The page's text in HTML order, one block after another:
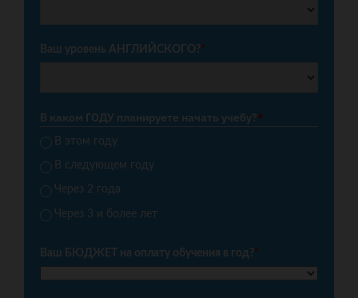
Ваш уровень АНГЛИЙСКОГО?*
В каком ГОДУ планируете начать учебу?*
В этом году
В следующем году
Через 2 года
Через 3 и более лет
Ваш БЮДЖЕТ на оплату обучения в год?*